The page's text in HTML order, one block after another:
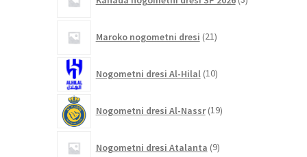
izdelki
Maroko nogometni dresi 21izdelkov
Nogometni dresi Al-Hilal 10izdelkov
Nogometni dresi Al-Nassr 19izdelkov
Nogometni dresi Atalanta 9izdelkov